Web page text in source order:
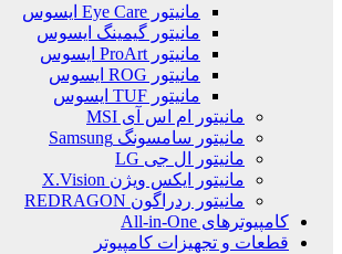
مانیتور Eye Care ایسوس
مانیتور گیمینگ ایسوس
مانیتور ProArt ایسوس
مانیتور ROG ایسوس
مانیتور TUF ایسوس
مانیتور ام اس آی MSI
مانیتور سامسونگ Samsung
مانیتور ال جی LG
مانیتور ایکس ویژن X.Vision
مانیتور ردراگون REDRAGON
کامپیوترهای All-in-One
قطعات و تجهیزات کامپیوتر